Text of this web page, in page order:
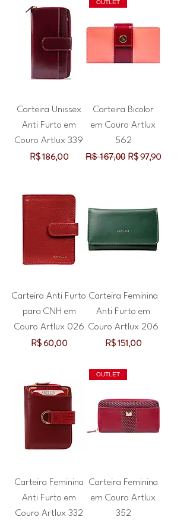
Carteira Unissex
Anti Furto em
Couro Artlux 339
Preço
R$ 186,00
OUTLET
Carteira Bicolor
em Couro Artlux
562
Preço normal
R$ 167,00 Preço promocional
R$ 97,90
Carteira Anti Furto
para CNH em
Couro Artlux 026
Preço
R$ 60,00
Carteira Feminina
Anti Furto em
Couro Artlux 206
Preço
R$ 151,00
Carteira Feminina
Anti Furto em
Couro Artlux 332
OUTLET
Carteira Feminina
em Couro Artlux
352